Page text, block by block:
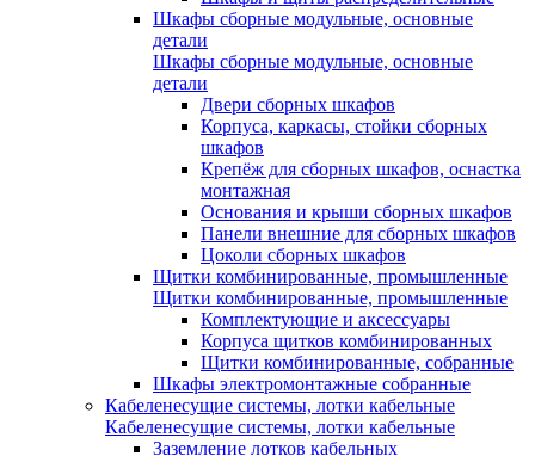
Шкафы сборные модульные, основные
детали
Шкафы сборные модульные, основные
детали
Двери сборных шкафов
Корпуса, каркасы, стойки сборных
шкафов
Крепёж для сборных шкафов, оснастка
монтажная
Основания и крыши сборных шкафов
Панели внешние для сборных шкафов
Цоколи сборных шкафов
Щитки комбинированные, промышленные
Щитки комбинированные, промышленные
Комплектующие и аксессуары
Корпуса щитков комбинированных
Щитки комбинированные, собранные
Шкафы электромонтажные собранные
Кабеленесущие системы, лотки кабельные
Кабеленесущие системы, лотки кабельные
Заземление лотков кабельных